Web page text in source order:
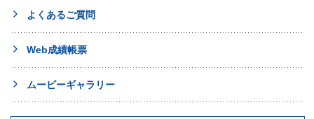
よくあるご質問
Web成績帳票
ムービーギャラリー